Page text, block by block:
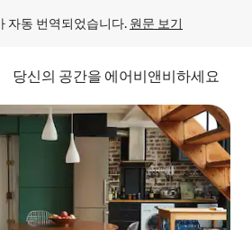
자동 번역되었습니다. 원문 보기
당신의 공간을 에어비앤비하세요